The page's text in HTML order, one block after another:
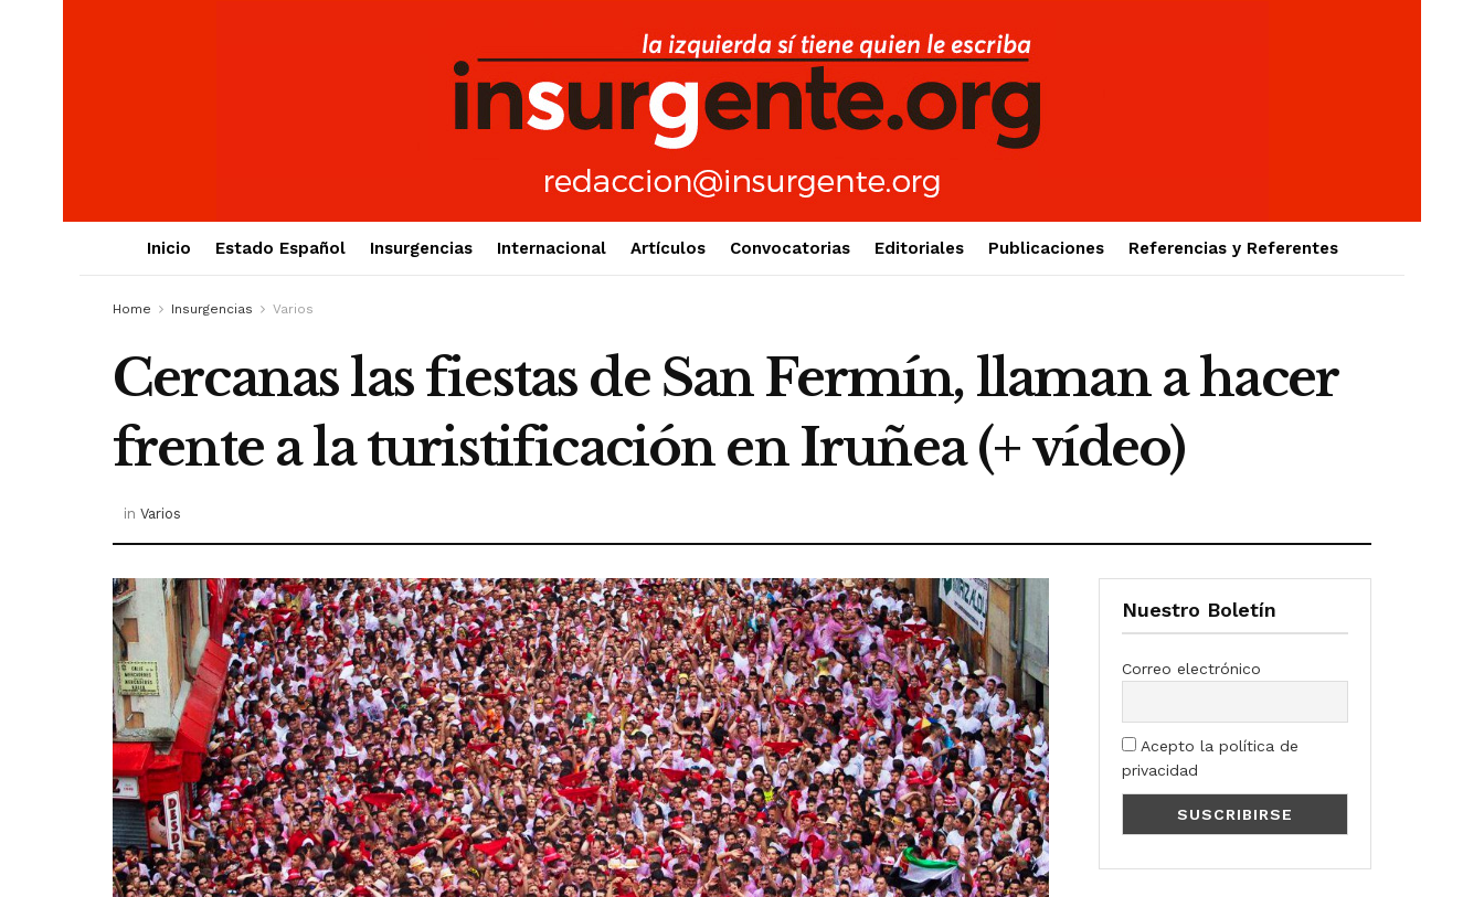
Inicio Estado Español Insurgencias Internacional Artículos Convocatorias Editoriales Publicaciones Referencias y Referentes
Home Insurgencias Varios
Cercanas las fiestas de San Fermín, llaman a hacer
frente a la turistificación en Iruñea (+ vídeo)
in Varios
Nuestro Boletín
Correo electrónico
Acepto la política de
privacidad